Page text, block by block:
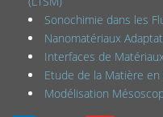
Sonochimie dans les
Nanomatériaux
Interfaces de
Etude de la Matière
Modélisation